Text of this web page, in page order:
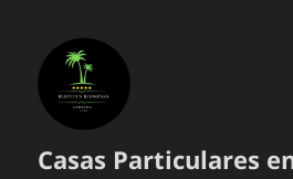
Casas Particulares